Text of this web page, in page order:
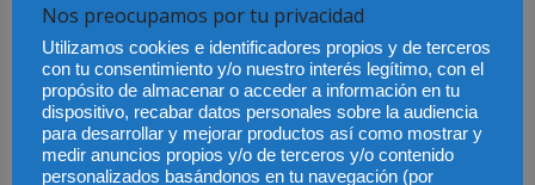
José Antonio Perea Unceta
Profesor de Derecho Internacional Público y Relaciones
Nos preocupamos por tu privacidad
Utilizamos cookies e identificadores propios y de terceros
con tu consentimiento y/o nuestro interés legítimo, con el
propósito de almacenar o acceder a información en tu
dispositivo, recabar datos personales sobre la audiencia
para desarrollar y mejorar productos así como mostrar y
medir anuncios propios y/o de terceros y/o contenido
personalizados basándonos en tu navegación (por